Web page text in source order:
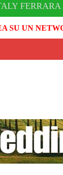
FERRARA
SU UN